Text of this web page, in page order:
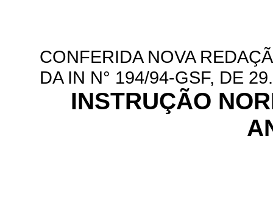
CONFERIDA NOVA
DA IN N° 194/94-GSF, DE
INSTRUÇÃO